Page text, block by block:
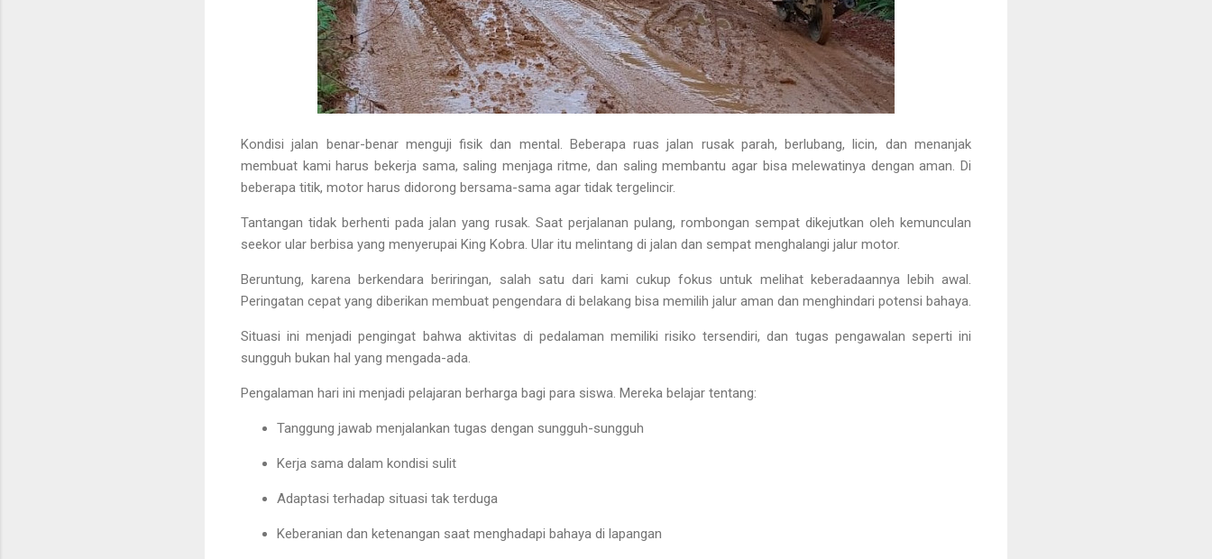
Kondisi jalan benar-benar menguji fisik dan mental. Beberapa ruas jalan rusak parah, berlubang, licin, dan menanjak
membuat kami harus bekerja sama, saling menjaga ritme, dan saling membantu agar bisa melewatinya dengan aman. Di
beberapa titik, motor harus didorong bersama-sama agar tidak tergelincir.
Tantangan tidak berhenti pada jalan yang rusak. Saat perjalanan pulang, rombongan sempat dikejutkan oleh kemunculan
seekor ular berbisa yang menyerupai King Kobra . Ular itu melintang di jalan dan sempat menghalangi jalur motor.
Beruntung, karena berkendara beriringan, salah satu dari kami cukup fokus untuk melihat keberadaannya lebih awal.
Peringatan cepat yang diberikan membuat pengendara di belakang bisa memilih jalur aman dan menghindari potensi bahaya.
Situasi ini menjadi pengingat bahwa aktivitas di pedalaman memiliki risiko tersendiri, dan tugas pengawalan seperti ini
sungguh bukan hal yang mengada-ada.
Pengalaman hari ini menjadi pelajaran berharga bagi para siswa. Mereka belajar tentang:
Tanggung jawab menjalankan tugas dengan sungguh-sungguh
Kerja sama dalam kondisi sulit
Adaptasi terhadap situasi tak terduga
Keberanian dan ketenangan saat menghadapi bahaya di lapangan